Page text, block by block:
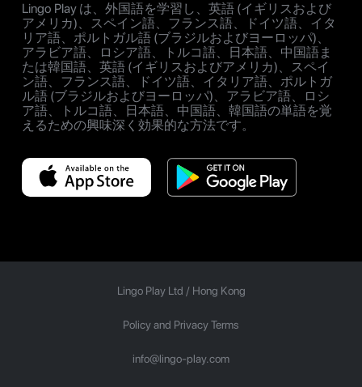
Lingo Play は、外国語を学習し、英語 (イギリスおよび
アメリカ)、スペイン語、フランス語、ドイツ語、イタ
リア語、ポルトガル語 (ブラジルおよびヨーロッパ)、
アラビア語、ロシア語、トルコ語、日本語、中国語ま
たは韓国語、英語 (イギリスおよびアメリカ)、スペイ
ン語、フランス語、ドイツ語、イタリア語、ポルトガ
ル語 (ブラジルおよびヨーロッパ)、アラビア語、ロシ
ア語、トルコ語、日本語、中国語、韓国語の単語を覚
えるための興味深く効果的な方法です。
Lingo Play Ltd / Hong Kong
Policy and Privacy Terms
info@lingo-play.com